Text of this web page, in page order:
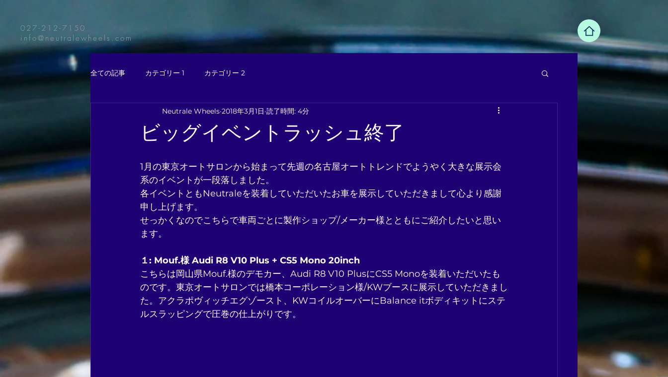
027-212-7150
info@neutralewheels.com
全ての記事 カテゴリー 1 カテゴリー 2
ビッグイベントラッシュ終了
Neutrale Wheels 2018年3月1日 読了時間: 4分
1月の東京オートサロンから始まって先週の名古屋オートトレンドでようやく大きな展示会
系のイベントが一段落しました。
各イベントともNeutraleを装着していただいたお車を展示していただきまして心より感謝
申し上げます。
せっかくなのでこちらで車両ごとに製作ショップ/メーカー様とともにご紹介したいと思い
ます。
１: Mouf.様 Audi R8 V10 Plus + CS5 Mono 20inch
こちらは岡山県Mouf.様のデモカー、Audi R8 V10 PlusにCS5 Monoを装着いただいたも
のです。東京オートサロンでは橋本コーポレーション様/KWブースに展示していただきまし
た。アクラポヴィッチエグゾースト、KWコイルオーバーにBalance itボディキットにステ
ルスラッピングで圧巻の仕上がりです。